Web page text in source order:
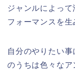
ジャンルによっ
フォーマンスを生
自分のやりたい
のうちは色々な